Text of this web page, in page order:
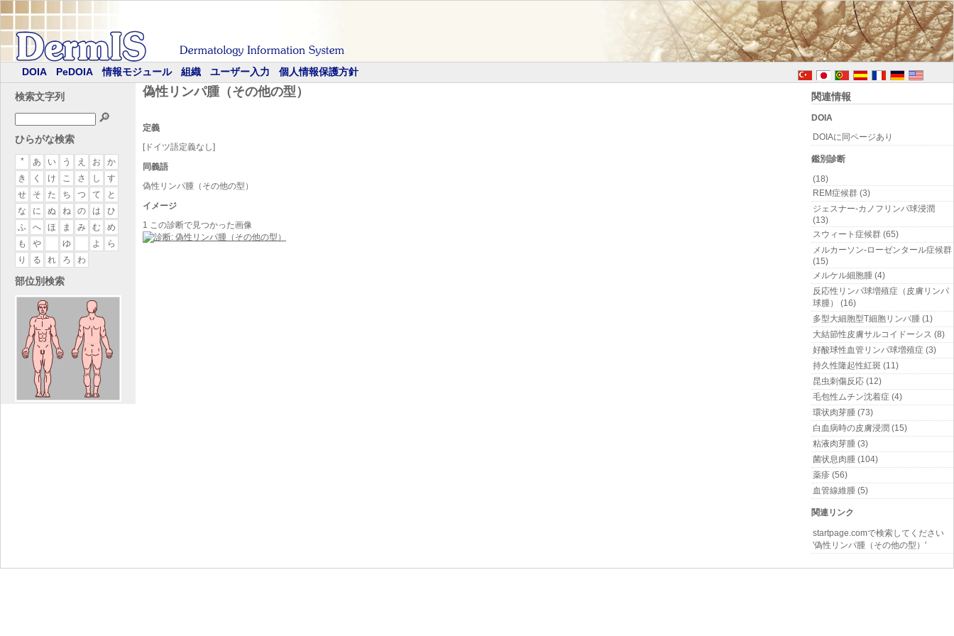
DOIA PeDOIA 情報モジュール 組織 ユーザー入力 個人情報保護方針
検索文字列
🔎
ひらがな検索
* あ い う え お
か
き
く け こ さ し
す
せ
そ た ち つ て
と
な
に ぬ ね の は
ひ
ふ
へ ほ ま み む
め
も
や ゆ よ
ら
り
る れ ろ わ
部位別検索
関連情報
DOIA
DOIAに同ページあり
鑑別診断
(18)
REM症候群 (3)
ジェスナー-カノフリンパ球浸潤
(13)
スウィート症候群 (65)
メルカーソン-ローゼンタール症候群
(15)
メルケル細胞腫 (4)
反応性リンパ球増殖症（皮膚リンパ
球腫） (16)
多型大細胞型T細胞リンパ腫 (1)
大結節性皮膚サルコイドーシス (8)
好酸球性血管リンパ球増殖症 (3)
持久性隆起性紅斑 (11)
昆虫刺傷反応 (12)
毛包性ムチン沈着症 (4)
環状肉芽腫 (73)
白血病時の皮膚浸潤 (15)
粘液肉芽腫 (3)
菌状息肉腫 (104)
薬疹 (56)
血管線維腫 (5)
関連リンク
startpage.comで検索してください
'偽性リンパ腫（その他の型）'
偽性リンパ腫（その他の型）
定義
[ドイツ語定義なし]
同義語
偽性リンパ腫（その他の型）
イメージ
1 この診断で見つかった画像